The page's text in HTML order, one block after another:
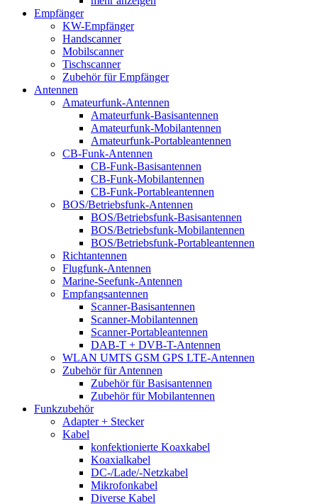
Empfänger
KW-Empfänger
Handscanner
Mobilscanner
Tischscanner
Zubehör für Empfänger
Antennen
Amateurfunk-Antennen
Amateurfunk-Basisantennen
Amateurfunk-Mobilantennen
Amateurfunk-Portableantennen
CB-Funk-Antennen
CB-Funk-Basisantennen
CB-Funk-Mobilantennen
CB-Funk-Portableantennen
BOS/Betriebsfunk-Antennen
BOS/Betriebsfunk-Basisantennen
BOS/Betriebsfunk-Mobilantennen
BOS/Betriebsfunk-Portableantennen
Richtantennen
Flugfunk-Antennen
Marine-Seefunk-Antennen
Empfangsantennen
Scanner-Basisantennen
Scanner-Mobilantennen
Scanner-Portableantennen
DAB-T + DVB-T-Antennen
WLAN UMTS GSM GPS LTE-Antennen
Zubehör für Antennen
Zubehör für Basisantennen
Zubehör für Mobilantennen
Funkzubehör
Adapter + Stecker
Kabel
konfektionierte Koaxkabel
Koaxialkabel
DC-/Lade/-Netzkabel
Mikrofonkabel
Diverse Kabel